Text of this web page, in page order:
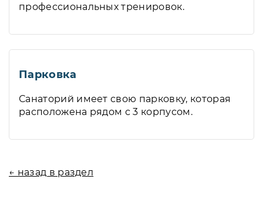
профессиональных тренировок.
Парковка
Санаторий имеет свою парковку, которая
расположена рядом с 3 корпусом.
← назад в раздел